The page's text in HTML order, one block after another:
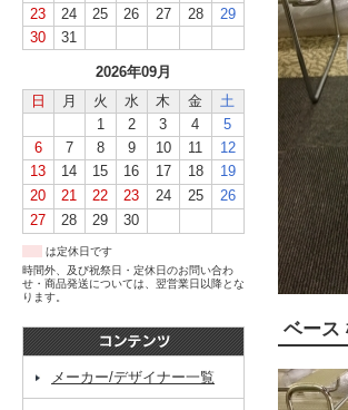
23
24 25 26 27 28
29
30
31
2026年09月
日
月 火 水 木 金
土
1
2 3 4
5
6
7 8 9 10 11
12
13
14 15 16 17 18
19
20
21 22 23 24 25
26
27
28 29 30
は定休日です
時間外、及び祝祭日・定休日のお問い合わ
せ・商品発送については、翌営業日以降とな
ります。
メーカー/デザイナー一覧
ベース